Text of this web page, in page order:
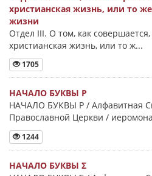
христианская жизнь, или то
жизни
Отдел III. О том, как
христианская жизнь, или то ж...
1705
НАЧАЛО БУКВЫ Ρ
НАЧАЛО БУКВЫ Ρ / Алфавитная
Православной Церкви /
1244
НАЧАЛО БУКВЫ Σ